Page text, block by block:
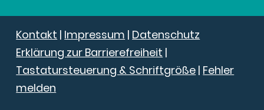
Kontakt | Impressum | Datenschutz
Erklärung zur Barrierefreiheit |
Tastatursteuerung & Schriftgröße | Fehler
melden